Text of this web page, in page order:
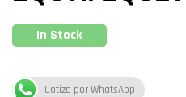
In Stock
Cotiza por WhatsApp